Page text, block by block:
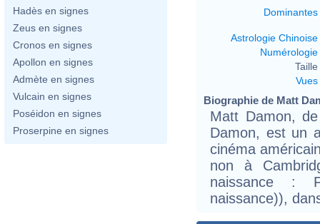
Hadès en signes
Zeus en signes
Cronos en signes
Apollon en signes
Admète en signes
Vulcain en signes
Poséidon en signes
Proserpine en signes
Dominantes
Astrologie Chinoise
Numérologie
Taille
Vues
Biographie de Matt
Matt Damon,
Damon, est un
cinéma
non à
naissance :
naissance)),